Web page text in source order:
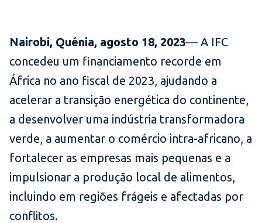
Nairobi, Quénia, agosto 18, 2023— A IFC
concedeu um financiamento recorde em
África no ano fiscal de 2023, ajudando a
acelerar a transição energética do continente,
a desenvolver uma indústria transformadora
verde, a aumentar o comércio intra-africano, a
fortalecer as empresas mais pequenas e a
impulsionar a produção local de alimentos,
incluindo em regiões frágeis e afectadas por
conflitos.